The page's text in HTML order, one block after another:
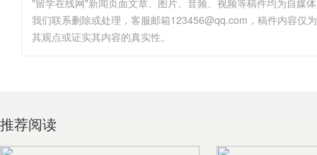
"留学在线网"新闻页面文章、图片、音频、视频等稿件均为自媒
其观点或证实其内容的真实性。
推荐阅读